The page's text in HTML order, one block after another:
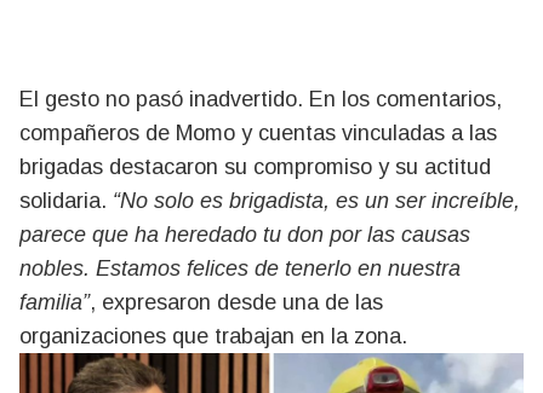
El gesto no pasó inadvertido. En los comentarios,
compañeros de Momo y cuentas vinculadas a las
brigadas destacaron su compromiso y su actitud
solidaria. “No solo es brigadista, es un ser increíble,
parece que ha heredado tu don por las causas
nobles. Estamos felices de tenerlo en nuestra
familia”, expresaron desde una de las
organizaciones que trabajan en la zona.